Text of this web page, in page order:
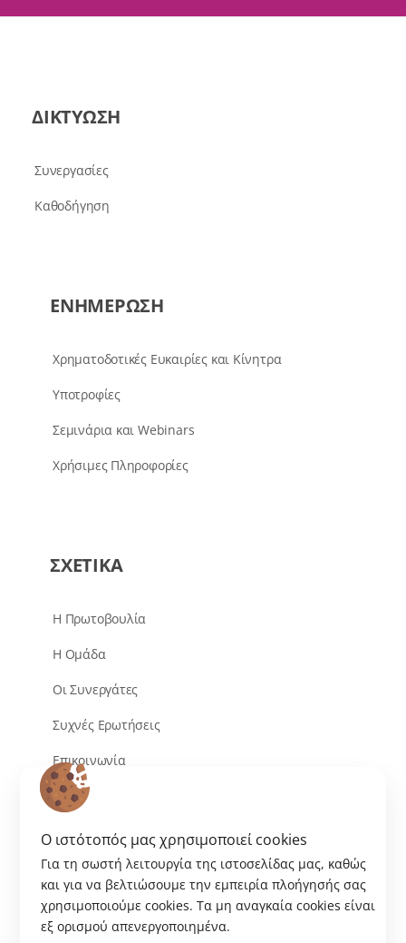
ΔΙΚΤΥΩΣΗ
Συνεργασίες
Καθοδήγηση
ΕΝΗΜΕΡΩΣΗ
Χρηματοδοτικές Ευκαιρίες και Κίνητρα
Υποτροφίες
Σεμινάρια και Webinars
Χρήσιμες Πληροφορίες
ΣΧΕΤΙΚΑ
Η Πρωτοβουλία
Η Ομάδα
Οι Συνεργάτες
Συχνές Ερωτήσεις
Επικοινωνία
O ιστότοπός μας χρησιμοποιεί cookies
Για τη σωστή λειτουργία της ιστοσελίδας μας, καθώς
και για να βελτιώσουμε την εμπειρία πλοήγησής σας
χρησιμοποιούμε cookies. Tα μη αναγκαία cookies είναι
εξ ορισμού απενεργοποιημένα.